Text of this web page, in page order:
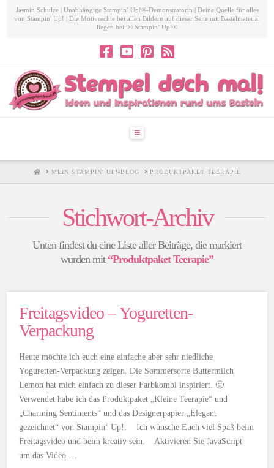
Jasmin Schulze | Unabhängige Stampin’ Up!®-Demonstratorin | Deine Quelle für alles
von Stampin' Up! | Die Motivrechte bei allen Bildern auf dieser Seite mit Bastelmaterial
liegen bei: © Stampin’ Up!®
Navigation
HOMEMEIN STAMPIN' UP!-BLOG PRODUKTPAKET TEERAPIE
Stichwort-Archiv
Unten findest du eine Liste aller Beiträge, die markiert
wurden mit “Produktpaket Teerapie”
Freitagsvideo – Yoguretten-
Verpackung
Heute möchte ich euch eine einfache aber sehr niedliche
Yoguretten-Verpackung zeigen. Die Sommersorte Buttermilch
Lemon hat mich einfach zu dieser Farbkombi inspiriert. 🙂
Verwendet habe ich das Produktpaket „Kleine Teerapie“ und
„Charming Sentiments“ und das Designerpapier „Elegant
gezeichnet“ von Stampin‘ Up!. Ich wünsche Euch viel Spaß beim
Freitagsvideo und beim kreativ sein. Aktivieren Sie JavaScript
um das Video …